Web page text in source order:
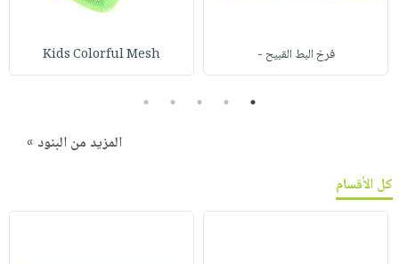
فرخ البط القبيح - Kids Colorful Mesh
1
2
3
4
5
المزيد من البنود »
كل الأقسام